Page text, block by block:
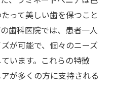
を持つべニア
べニアの理由
目される背景
市川市での理由
目度が高い理由
って美しい歯を保つこと
歯科医院では、患者一人
が可能で、個々のニーズ
います。これらの特徴
が多くの方に支持される